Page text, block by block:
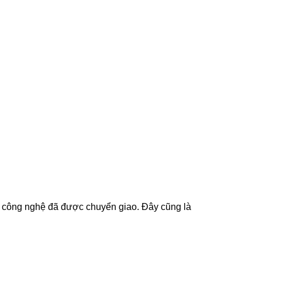
nghệ đã được chuyển giao. Đây cũng là